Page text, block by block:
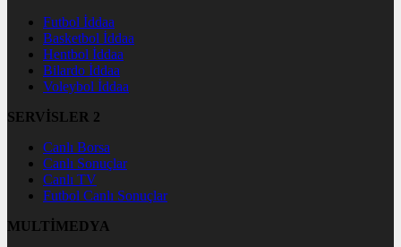
Futbol İddaa
Basketbol İddaa
Hentbol İddaa
Bilardo İddaa
Voleybol İddaa
SERVİSLER 2
Canlı Borsa
Canlı Sonuçlar
Canlı TV
Futbol Canlı Sonuçlar
MULTİMEDYA